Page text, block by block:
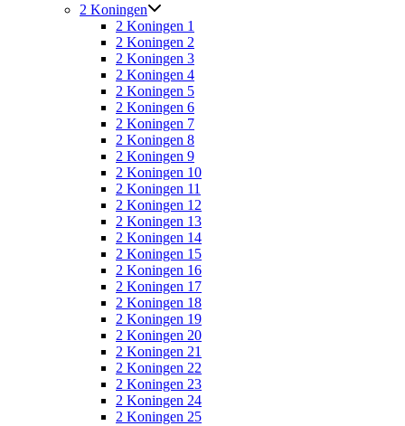
2 Koningen
2 Koningen 1
2 Koningen 2
2 Koningen 3
2 Koningen 4
2 Koningen 5
2 Koningen 6
2 Koningen 7
2 Koningen 8
2 Koningen 9
2 Koningen 10
2 Koningen 11
2 Koningen 12
2 Koningen 13
2 Koningen 14
2 Koningen 15
2 Koningen 16
2 Koningen 17
2 Koningen 18
2 Koningen 19
2 Koningen 20
2 Koningen 21
2 Koningen 22
2 Koningen 23
2 Koningen 24
2 Koningen 25